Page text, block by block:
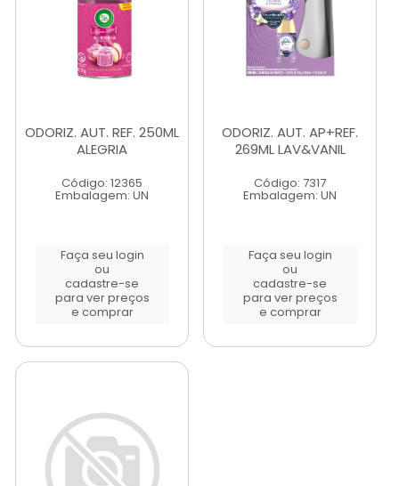
ODORIZ. AUT. REF. 250ML
ALEGRIA
Código: 12365
Embalagem: UN
Faça seu login
ou
cadastre-se
para ver preços
e comprar
ODORIZ. AUT. AP+REF.
269ML LAV&VANIL
Código: 7317
Embalagem: UN
Faça seu login
ou
cadastre-se
para ver preços
e comprar